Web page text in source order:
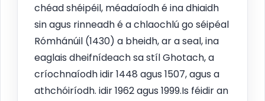
chéad shéipéil, méadaíodh é ina dhiaidh
sin agus rinneadh é a chlaochlú go séipéal
Rómhánúil (1430) a bheidh, ar a seal, ina
eaglais dheifnídeach sa stíl Ghotach, a
críochnaíodh idir 1448 agus 1507, agus a
athchóiríodh. idir 1962 agus 1999.Is féidir an